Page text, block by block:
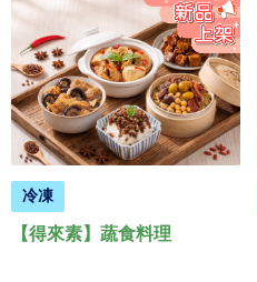
冷凍
【得來素】蔬食料理